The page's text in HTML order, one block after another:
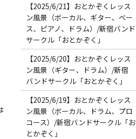
【2025/6/21】おとかぞくレッス
ン風景（ボーカル、ギター、ベー
ス、ピアノ、ドラム）/新宿バンド
サークル「おとかぞく」
【2025/6/20】おとかぞくレッス
ン風景（ギター、ドラム）/新宿
バンドサークル「おとかぞく」
【2025/6/19】おとかぞくレッス
ン風景（ボーカル、ドラム、プロ
コース）/新宿バンドサークル「お
とかぞく」